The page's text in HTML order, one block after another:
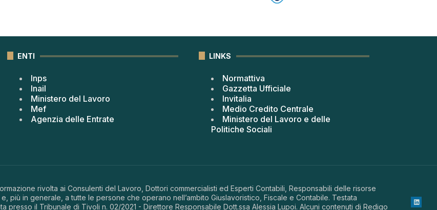
ENTI
Inps
Inail
Ministero del Lavoro
Mef
Agenzia delle Entrate
LINKS
Normattiva
Gazzetta Ufficiale
Invitalia
Medio Credito Centrale
Ministero del Lavoro e delle
Politiche Sociali
rivolta ai Consulenti del Lavoro, Dottori commercialisti ed Esperti Contabili, Responsabili delle risorse
più in generale, a tutte le persone che operano nell’ambito Giuslavoristico, Fiscale e Contabile. Testata
presso il Tribunale di Tivoli n. 02/2021 - Direttore Responsabile Dott.ssa Alessia Lupoi. Alcuni contenuti di Redigo